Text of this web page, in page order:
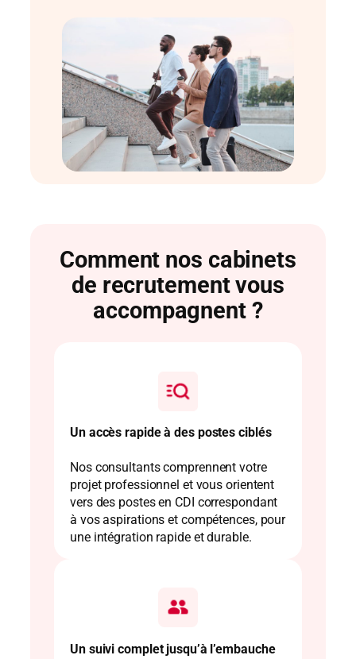
Comment nos cabinets
de recrutement vous
accompagnent ?
Un accès rapide à des postes ciblés
Nos consultants comprennent votre
projet professionnel et vous orientent
vers des postes en CDI correspondant
à vos aspirations et compétences, pour
une intégration rapide et durable.
Un suivi complet jusqu’à l’embauche